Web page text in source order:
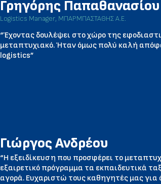
Γρηγόρης Παπαθανασίου
Logistics Manager, ΜΠΑΡΜΠΑΣΤΑΘΗΣ Α.Ε.
“Έχοντας δουλέψει στο χώρο της
μεταπτυχιακό. Ήταν όμως πολύ καλή
logistics”
Γιώργος Ανδρέου
“Η εξειδίκευση που προσφέρει το
εξαιρετικό πρόγραμμα τα εκπαιδευτικά
αγορά. Ευχαριστώ τους καθηγητές μας